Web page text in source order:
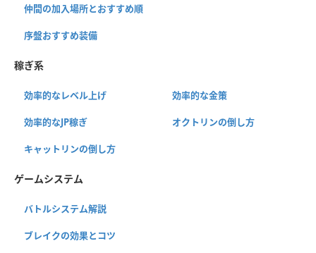
仲間の加入場所とおすすめ順
序盤おすすめ装備
稼ぎ系
効率的なレベル上げ 効率的な金策
効率的なJP稼ぎ オクトリンの倒し方
キャットリンの倒し方
ゲームシステム
バトルシステム解説
ブレイクの効果とコツ